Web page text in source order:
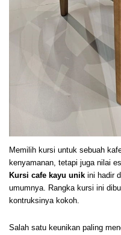
Memilih kursi untuk sebuah
kenyamanan, tetapi juga nilai
Kursi cafe kayu unik ini hadir
umumnya. Rangka kursi ini
kontruksinya kokoh.
Salah satu keunikan paling